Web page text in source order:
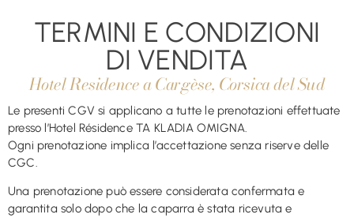
TERMINI E CONDIZIONI
DI VENDITA
Hotel Residence a Cargèse, Corsica del Sud
Le presenti CGV si applicano a tutte le prenotazioni effettuate
presso l’Hotel Résidence TA KLADIA OMIGNA.
Ogni prenotazione implica l’accettazione senza riserve delle
CGC.
Una prenotazione può essere considerata confermata e
garantita solo dopo che la caparra è stata ricevuta e